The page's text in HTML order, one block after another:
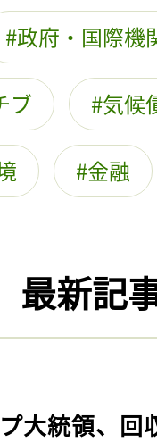
政府・国際機
ブ 気候
金融
最新記
大統領、回